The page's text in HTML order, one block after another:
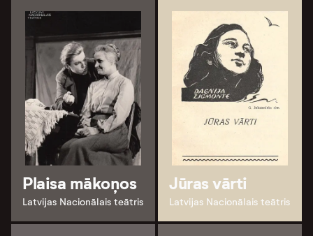
Plaisa mākoņos
Latvijas Nacionālais teātris
Jūras vārti
Latvijas Nacionālais teātris